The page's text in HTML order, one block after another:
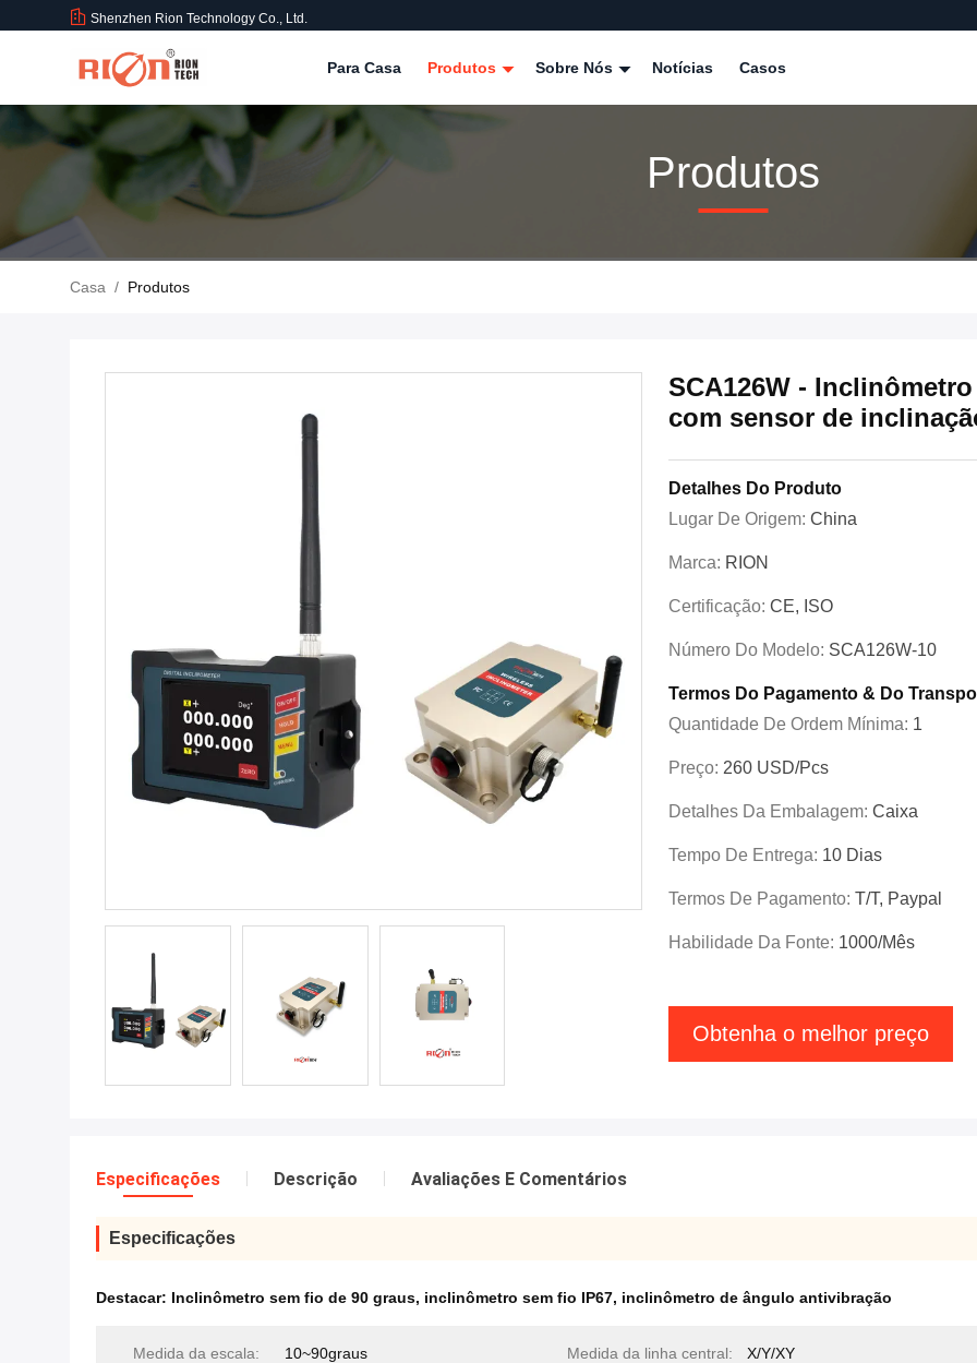
Shenzhen Rion Technology Co., Ltd.
Para Casa Produtos Sobre Nós Notícias Casos
Produtos
Casa / Produtos
SCA126W -
com sensor de
Detalhes Do Produto
Lugar De Origem: China
Marca: RION
Certificação: CE, ISO
Número Do Modelo: SCA126W-10
Termos Do Pagamento & Do
Quantidade De Ordem Mínima: 1
Preço: 260 USD/pcs
Detalhes Da Embalagem: Caixa
Tempo De Entrega: 10 Dias
Termos De Pagamento: T/T, Paypal
Habilidade Da Fonte: 1000/mês
Obtenha o melhor preço
Especificações Descrição Avaliações E Comentários
Especificações
Destacar: Inclinômetro sem fio de 90 graus, inclinômetro sem fio IP67, inclinômetro de ângulo antivibração
Medida da escala: 10~90graus Medida da linha central: X/Y/XY